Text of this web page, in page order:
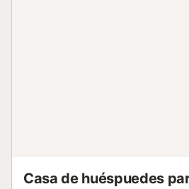
Casa de huéspuedes